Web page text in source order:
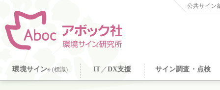
公共サイン
環境サイン® (標識) IT ／DX支援 サイン調査・点検